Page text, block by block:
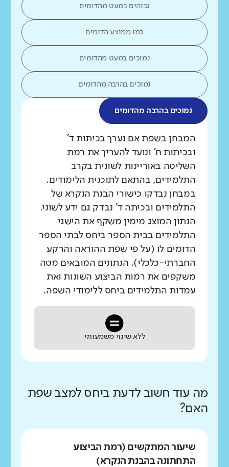
גבוהים במעט מהדומים
כמו ממוצע הדומים
נמוכים במעט מהדומים
נמוכים בהרבה מהדומים
נמוכים בהרבה מהדומים
מה בדקנו?
המבחן בשפת אם נערך בכיתות ד'
ובכיתות ח' ונועד להעריך את רמת
השליטה באוריינות לשונית בקרב
התלמידים, בהתאם לתוכנית הלימודים.
במבחן נבדקו כישורי הבנת הנקרא של
התלמידים ובכיתה ד' נבדק גם ידע לשוני.
הנתון המוצג מימין משקף את הישגי
התלמידים בבית הספר ביחס לבתי הספר
הדומים לו (על פי שפת ההוראה והרקע
החברתי-כלכלי). הנתונים המובאים מטה
משקפים את רמות הביצוע השונות ואת
עמדות התלמידים ביחס ללימודי השפה.
ללא שינוי משמעותי
מה עוד חשוב לדעת ביחס למצב שפת
האם?
שיעור המתקשים (רמת הביצוע
התחתונה בהבנת הנקרא)